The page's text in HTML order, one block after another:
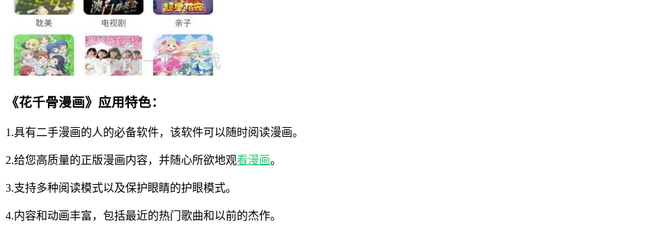
《花千骨漫画》应用特色：
1.具有二手漫画的人的必备软件，该软件可以随时阅读漫画。
2.给您高质量的正版漫画内容，并随心所欲地观看漫画。
3.支持多种阅读模式以及保护眼睛的护眼模式。
4.内容和动画丰富，包括最近的热门歌曲和以前的杰作。